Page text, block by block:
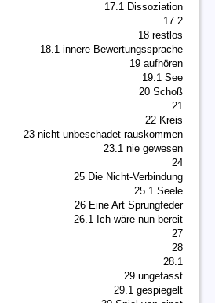
17.1 Dissoziation
17.2
18 restlos
18.1 innere Bewertungssprache
19 aufhören
19.1 See
20 Schoß
21
22 Kreis
23 nicht unbeschadet rauskommen
23.1 nie gewesen
24
25 Die Nicht-Verbindung
25.1 Seele
26 Eine Art Sprungfeder
26.1 Ich wäre nun bereit
27
28
28.1
29 ungefasst
29.1 gespiegelt